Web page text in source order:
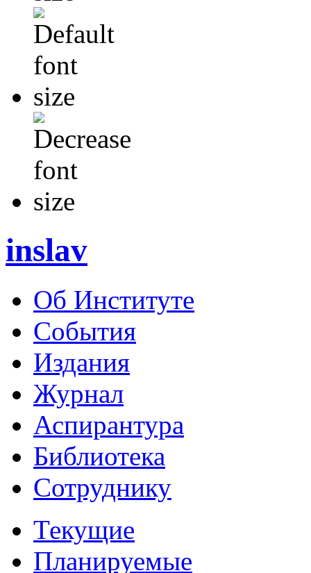
inslav
Об Институте
События
Издания
Журнал
Аспирантура
Библиотека
Сотруднику
Текущие
Планируемые